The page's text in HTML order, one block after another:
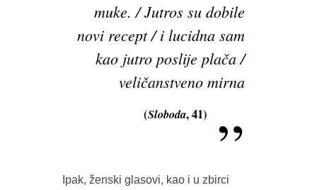
muke. / Jutros su dobile
novi recept / i lucidna sam
kao jutro poslije plača /
veličanstveno mirna
(Sloboda, 41)
Ipak, ženski glasovi, kao i u zbirci